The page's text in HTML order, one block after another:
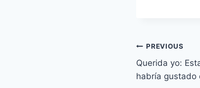
PREVIOUS
Querida yo:
habría gustado